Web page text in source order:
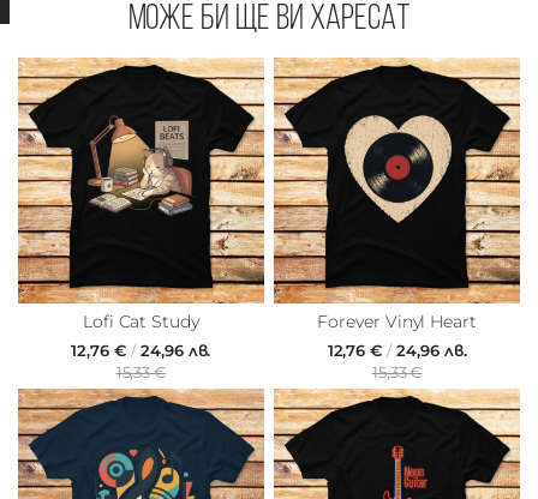
Може би ще ви харесат
Lofi Cat Study
12,76 € /24,96 лв.
15,33 €
Forever Vinyl Heart
12,76 €/24,96 лв.
15,33 €